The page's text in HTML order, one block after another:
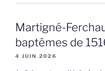
Martigné-
baptêmes de
4 JUIN 2026